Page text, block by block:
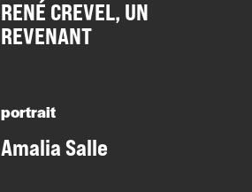
RENÉ CREVEL, UN
REVENANT
portrait
Amalia Salle